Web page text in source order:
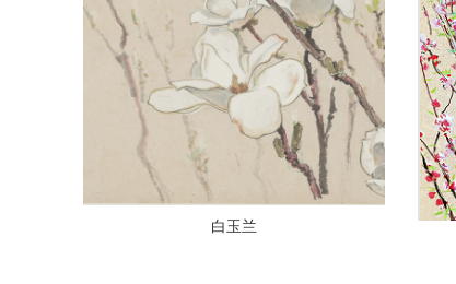
白玉兰